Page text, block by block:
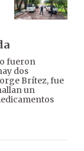
fueron
dos
Brítez, fue
un